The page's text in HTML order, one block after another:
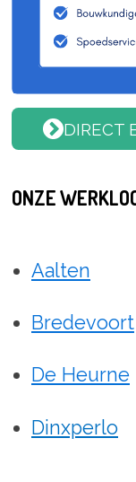
DIRECT
ONZE
Aalten
Bredevoort
De Heurne
Dinxperlo